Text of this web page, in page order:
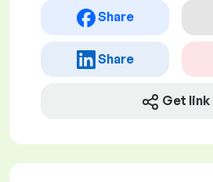
Share
Share
Get link